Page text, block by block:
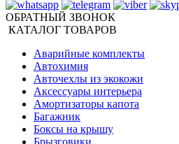
ОБРАТНЫЙ ЗВОНОК
КАТАЛОГ ТОВАРОВ
Аварийные комплекты
Автохимия
Авточехлы из экокожи
Аксессуары интерьера
Амортизаторы капота
Багажник
Боксы на крышу
Брызговики